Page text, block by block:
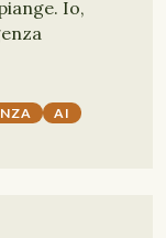
Io,
AI